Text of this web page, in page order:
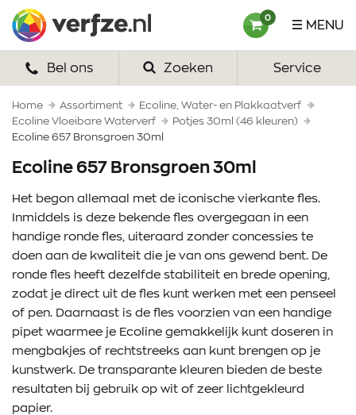
naar
content
MENU
0
HOME
VERF
VERFSETS
VERFSPULLEN
INSPIRATIE
ZAKELIJK
OVER ONS
Bel ons Zoeken Service
Home Assortiment
Ecoline, Water- en Plakkaatverf
Ecoline Vloeibare Waterverf
Potjes 30ml (46 kleuren)
Ecoline 657 Bronsgroen 30ml
Ecoline 657 Bronsgroen 30ml
Het begon allemaal met de iconische vierkante fles.
Inmiddels is deze bekende fles overgegaan in een
handige ronde fles, uiteraard zonder concessies te
doen aan de kwaliteit die je van ons gewend bent. De
ronde fles heeft dezelfde stabiliteit en brede opening,
zodat je direct uit de fles kunt werken met een penseel
of pen. Daarnaast is de fles voorzien van een handige
pipet waarmee je Ecoline gemakkelijk kunt doseren in
mengbakjes of rechtstreeks aan kunt brengen op je
kunstwerk. De transparante kleuren bieden de beste
resultaten bij gebruik op wit of zeer lichtgekleurd
papier.